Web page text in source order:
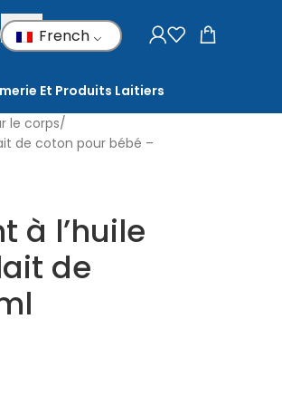
French
Et Produits Laitiers
le corps
de coton pour bébé –
à l’huile
de